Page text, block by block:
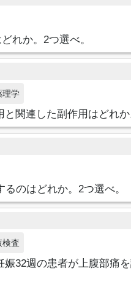
れか。2つ選べ。
理学
関連した副作用はどれか
のはどれか。2つ選べ。
検査
32週の患者が上腹部痛